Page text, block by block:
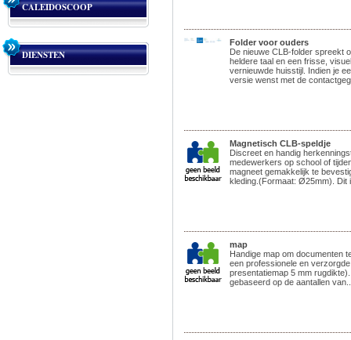
CALEIDOSCOOP
DIENSTEN
Folder voor ouders
De nieuwe CLB-folder spreekt
heldere taal en een frisse,
vernieuwde huisstijl. Indien je
versie wenst met de
Magnetisch CLB-speldje
Discreet en handig
medewerkers op school of
magneet gemakkelijk te
kleding.(Formaat: Ø25mm). Dit
map
Handige map om documenten
een professionele en
presentatiemap 5 mm
gebaseerd op de aantallen